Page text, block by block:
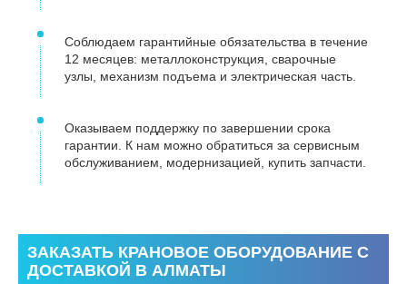
Соблюдаем гарантийные обязательства в течение
12 месяцев: металлоконструкция, сварочные
узлы, механизм подъема и электрическая часть.
Оказываем поддержку по завершении срока
гарантии. К нам можно обратиться за сервисным
обслуживанием, модернизацией, купить запчасти.
ЗАКАЗАТЬ КРАНОВОЕ ОБОРУДОВАНИЕ С
ДОСТАВКОЙ В АЛМАТЫ